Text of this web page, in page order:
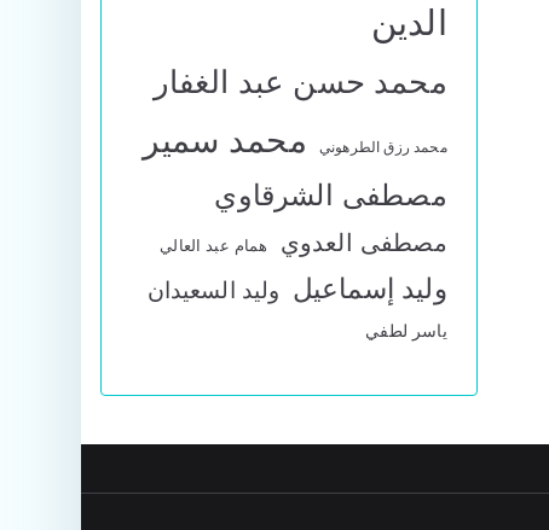
الدين
محمد حسن عبد الغفار
محمد رزق الطرهوني محمد سمير
مصطفى الشرقاوي
مصطفى العدوي همام عبد العالي
وليد إسماعيل وليد السعيدان
ياسر لطفي